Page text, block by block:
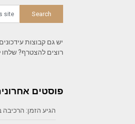
יש גם קבוצות
רוצים להצטרף? שלחו
פוסטים
הגיע הזמן: הרכיבה בהפתעה